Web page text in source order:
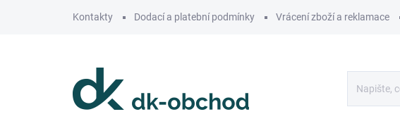
Kontakty Dodací a platební podmínky Vrácení zboží a reklamace